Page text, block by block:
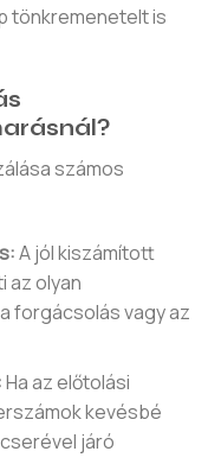
tönkremenetelt is
számos
A jól kiszámított
az olyan
forgácsolás vagy az
Ha az előtolási
kevésbé
járó